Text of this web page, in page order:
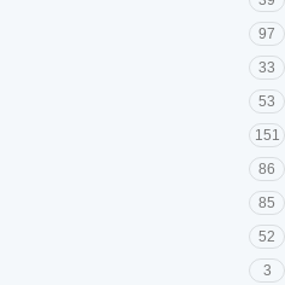
97
33
53
151
86
85
52
3